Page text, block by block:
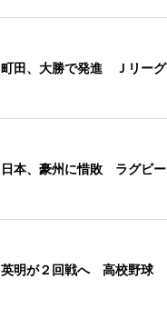
町田、大勝で発進 Ｊリーグ
日本、豪州に惜敗 ラグビー
英明が２回戦へ 高校野球